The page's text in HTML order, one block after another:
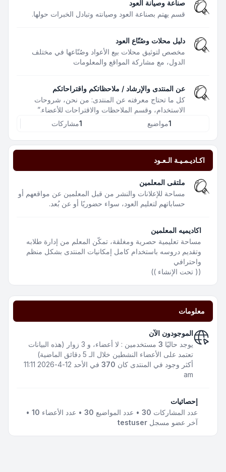
صناعة وصيانة العود
قسم يهتم بصناعة العود وصيانته وتبادل الخبرات حولها.
دليل محلات وصُنّاع العود
مخصص لتوثيق محلات بيع الأعواد وصُنّاعها في مختلف
الدول، مع مشاركة المواقع والمعلومات
عن المنتدى والإرشاد / ملاحظاتكم واقتراحاتكم
كل ما تحتاج معرفته عن المنتدى: من نحن، شروحات
الاستخدام، وقسم الملاحظات والاقتراحات للأعضاء.”
1مواضيع 1مشاركات
اكـاديـمـيـة الـعـود
ملتقى المعلمين
مساحة للإعلانات والنشر من قبل المعلمين عن مواقعهم أو
حساباتهم لتعليم العود، سواء حضوريًا أو عن بُعد.
اكاديميه المعلمين
مساحة تعليمية حصرية ومغلقة، تمكّن المعلم من إدارة طلابه
وتقديم دروسه باستخدام كامل إمكانيات المنتدى بشكل منظم
واحترافي
(( تحت الإنشاء ))
معلومات
الموجودون الآن
يوجد حاليًا 3
مستخدمين : لا أعضاء، و 3 زوار (هذه البيانات
تعتمد على الأعضاء النشطين خلال الـ 5 دقائق الماضية)
أكثر وجود في المنتدى كان 370
في الأحد 12-4-2026 11:11
am
إحصائيات
عدد المشاركات 30• عدد المواضيع 30• عدد الأعضاء 10
•
آخر عضو مسجل testuser